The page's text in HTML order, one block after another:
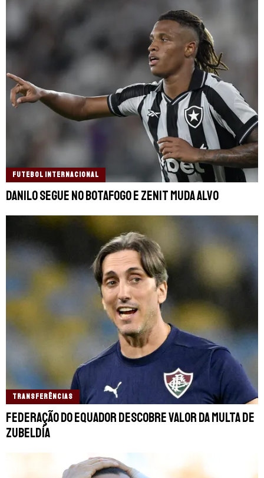
FUTEBOL INTERNACIONAL
Danilo segue no Botafogo e Zenit muda alvo
TRANSFERÊNCIAS
Federação do Equador descobre valor da multa de
Zubeldía